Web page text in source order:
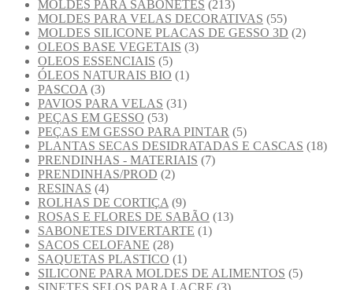
MOLDES PARA SABONETES (213)
MOLDES PARA VELAS DECORATIVAS (55)
MOLDES SILICONE PLACAS DE GESSO 3D (2)
OLEOS BASE VEGETAIS (3)
OLEOS ESSENCIAIS (5)
ÓLEOS NATURAIS BIO (1)
PASCOA (3)
PAVIOS PARA VELAS (31)
PEÇAS EM GESSO (53)
PEÇAS EM GESSO PARA PINTAR (5)
PLANTAS SECAS DESIDRATADAS E CASCAS (18)
PRENDINHAS - MATERIAIS (7)
PRENDINHAS/PROD (2)
RESINAS (4)
ROLHAS DE CORTIÇA (9)
ROSAS E FLORES DE SABÃO (13)
SABONETES DIVERTARTE (1)
SACOS CELOFANE (28)
SAQUETAS PLASTICO (1)
SILICONE PARA MOLDES DE ALIMENTOS (5)
SINETES SELOS PARA LACRE (3)